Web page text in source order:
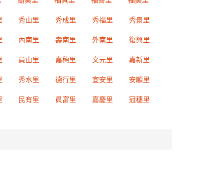
秀山里 秀成里 秀福里 秀景里
內南里 壽南里 外南里 復興里
員山里 嘉穗里 文元里 嘉新里
秀水里 德行里 宜安里 安順里
民有里 員富里 嘉慶里 冠穗里